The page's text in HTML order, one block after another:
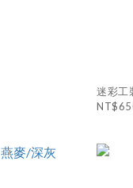
迷彩工